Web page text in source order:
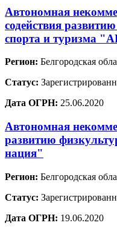
Автономная
содействия
спорта и туризма
Регион: Белгородская
Статус:
Дата ОГРН: 25.06.2020
Автономная
развитию
нация"
Регион: Белгородская
Статус:
Дата ОГРН: 19.06.2020